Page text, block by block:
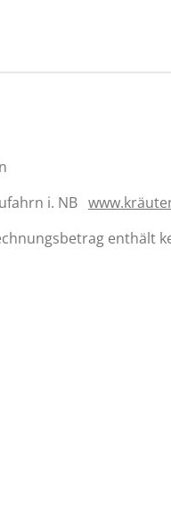
i. NB
enthält